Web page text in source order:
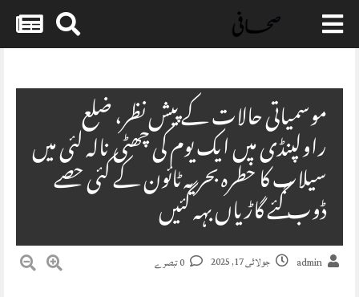
Skip
موسمیاتی حالات کے پیش نظر، ضلع
راولپنڈی میں ایک یوم کی چھٹی نالہ لئی میں
سیلاب کا خطرہ بحریہ ٹائون کے کئی حصے
ڈوب گئے گاڑیاں بہہ گئیں
admin جولائی 17, 2025